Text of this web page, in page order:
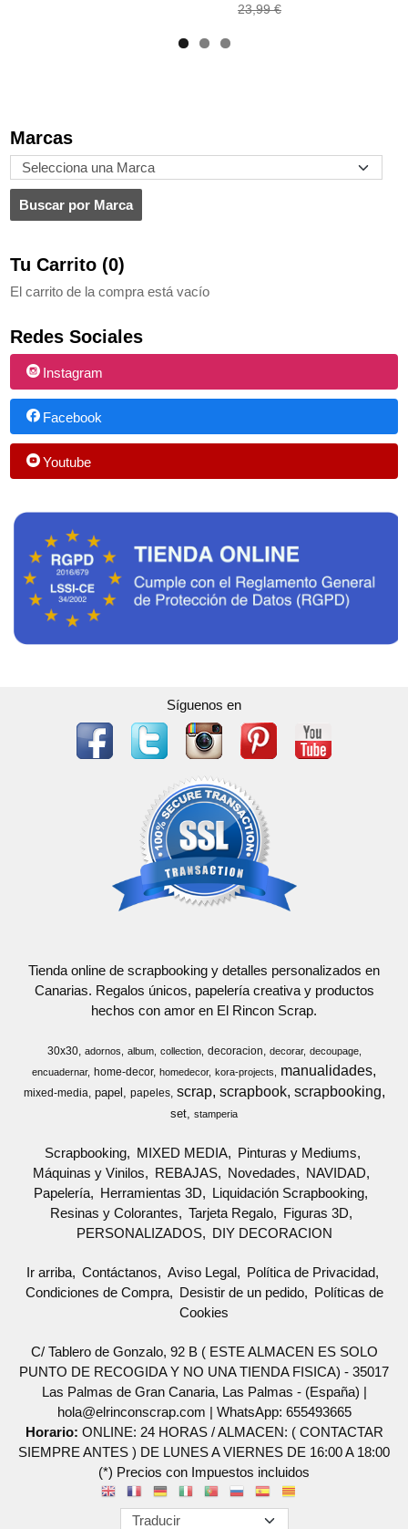
Marcas
Tu Carrito (0)
El carrito de la compra está vacío
Redes Sociales
Instagram
Facebook
Youtube
23,99 €
Síguenos en
Tienda online de scrapbooking y detalles personalizados en
Canarias. Regalos únicos, papelería creativa y productos
hechos con amor en El Rincon Scrap.
30x30 adornos album collection decoracion decorar
decoupage
encuadernar
home-decor homedecor kora-projects manualidades
mixed-media papel papeles scrap scrapbook scrapbooking
set stamperia
Scrapbooking MIXED MEDIA
Pinturas y Mediums
Máquinas y Vinilos
REBAJAS Novedades
NAVIDAD
Papelería
Herramientas 3D
Liquidación Scrapbooking
Resinas y Colorantes
Tarjeta Regalo
Figuras 3D
PERSONALIZADOS
DIY DECORACION
Ir arriba Contáctanos Aviso Legal
Política de Privacidad
Condiciones de Compra
Desistir de un pedido
Políticas de
Cookies
C/ Tablero de Gonzalo, 92 B ( ESTE ALMACEN ES SOLO
PUNTO DE RECOGIDA Y NO UNA TIENDA FISICA) - 35017
Las Palmas de Gran Canaria, Las Palmas - (España) |
hola@elrinconscrap.com | WhatsApp: 655493665
Horario: ONLINE: 24 HORAS / ALMACEN: ( CONTACTAR
SIEMPRE ANTES ) DE LUNES A VIERNES DE 16:00 A 18:00
(*) Precios con Impuestos incluidos